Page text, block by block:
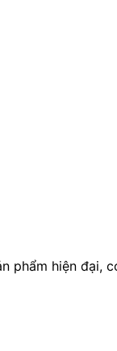
phẩm hiện đại,